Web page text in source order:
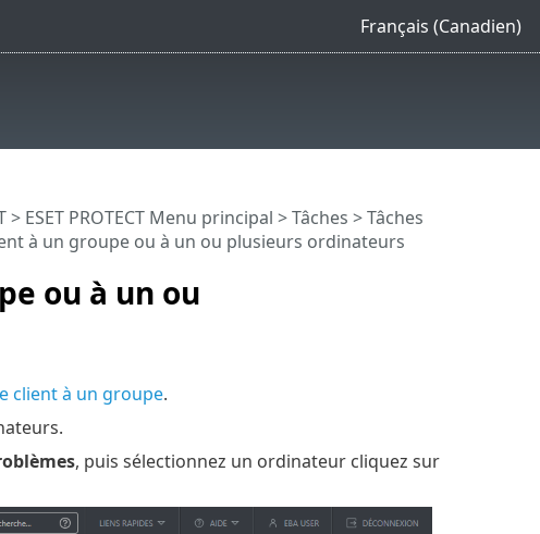
Français (Canadien)
ou à un ou
> ESET PROTECT Menu principal >Tâches >Tâches
à un groupe ou à un ou plusieurs ordinateurs
client à un groupe.
, puis sélectionnez un ordinateur cliquez sur